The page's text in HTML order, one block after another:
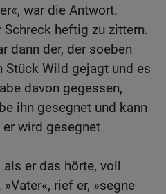
war die Antwort.
Schreck heftig zu zittern.
dann der, der soeben
Stück Wild gejagt und es
davon gegessen,
ihn gesegnet und kann
wird gesegnet
er das hörte, voll
rief er, »segne